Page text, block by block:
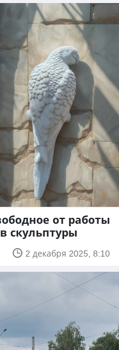
от работы
скульптуры
2 декабря 2025, 8:10